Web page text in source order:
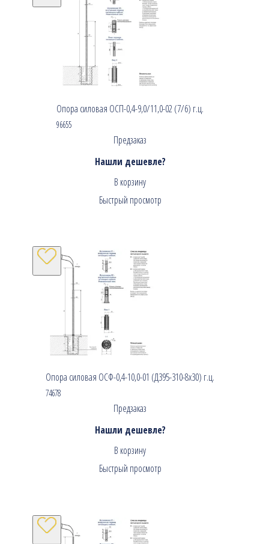
Опора силовая ОСП-0,4-9,0/11,0-02 (7/6) г.ц.
96655
Предзаказ
Нашли дешевле?
В корзину
Быстрый просмотр
Опора силовая ОСФ-0,4-10,0-01 (Д395-310-8х30) г.ц.
74678
Предзаказ
Нашли дешевле?
В корзину
Быстрый просмотр